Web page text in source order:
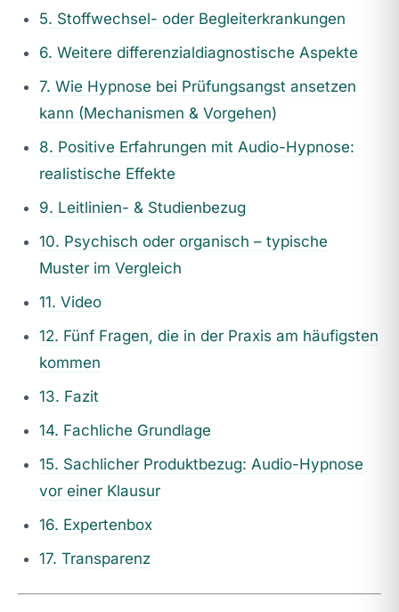
5. Stoffwechsel- oder Begleiterkrankungen
6. Weitere differenzialdiagnostische Aspekte
7. Wie Hypnose bei Prüfungsangst ansetzen
kann (Mechanismen & Vorgehen)
8. Positive Erfahrungen mit Audio-Hypnose:
realistische Effekte
9. Leitlinien- & Studienbezug
10. Psychisch oder organisch – typische
Muster im Vergleich
11. Video
12. Fünf Fragen, die in der Praxis am häufigsten
kommen
13. Fazit
14. Fachliche Grundlage
15. Sachlicher Produktbezug: Audio-Hypnose
vor einer Klausur
16. Expertenbox
17. Transparenz